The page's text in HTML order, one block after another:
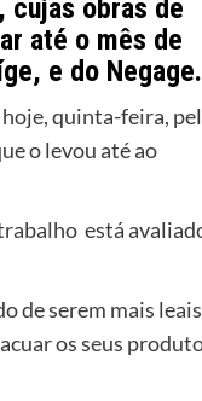
cujas obras de
até o mês de
e do Negage.
hoje, quinta-feira,
o levou até ao
está
de serem mais leais
os seus